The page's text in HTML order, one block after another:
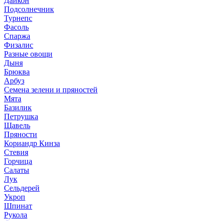
Подсолнечник
Турнепс
Фасоль
Спаржа
Физалис
Разные овощи
Дыня
Брюква
Арбуз
Семена зелени и пряностей
Мята
Базилик
Петрушка
Щавель
Пряности
Кориандр Кинза
Стевия
Горчица
Салаты
Лук
Сельдерей
Укроп
Шпинат
Рукола